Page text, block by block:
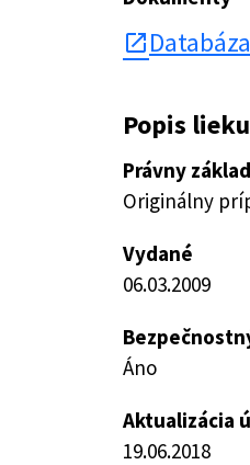
open_in_new
Popis lieku
Právny
Originálny
Vydané
06.03.2009
Áno
Aktualizácia
19.06.2018